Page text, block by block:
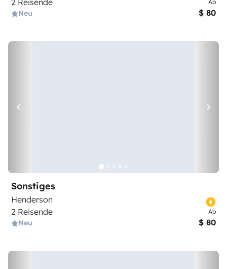
2 Reisende
Neu
Ab
$ 80
Sonstiges
Henderson
2 Reisende
Neu
Ab
$ 80